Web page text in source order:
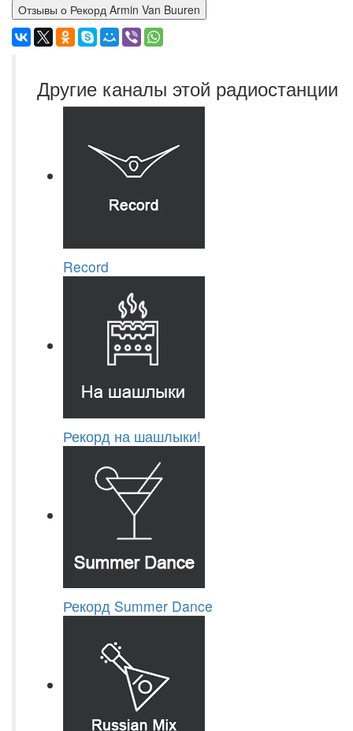
Отзывы о Рекорд Armin Van Buuren
Другие каналы этой радиостанции
Record
Рекорд на шашлыки!
Рекорд Summer Dance